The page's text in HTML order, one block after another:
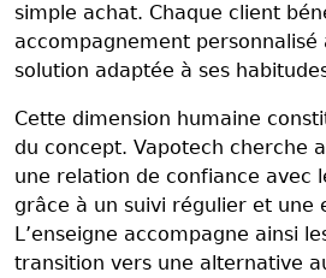
simple achat. Chaque client
accompagnement
solution adaptée à ses
Cette dimension humaine
du concept. Vapotech cherche
une relation de confiance avec
grâce à un suivi régulier et une
L’enseigne accompagne ainsi
transition vers une alternative